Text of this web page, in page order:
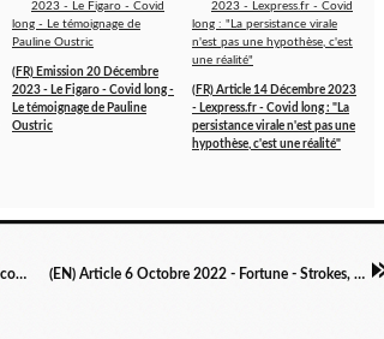
(FR) Emission 20 Décembre
2023 - Le Figaro - Covid long -
Le témoignage de Pauline
Oustric
(FR) Article 14 Décembre 2023
- Lexpress.fr - Covid long : "La
persistance virale n'est pas une
hypothèse, c'est une réalité"
(FR) Podcast 6 Octobre 2022 - Les Transformateurs - Découvrez le troisième épisode de la saison 4, avec Pauline Oustric, présidente et co-fondatrice de l'association Après J20 (EN) Article 6 Octobre 2022 - Fortune - Strokes, heart attacks, sudden deaths: Does America understand the long-term risks of catching COVID?